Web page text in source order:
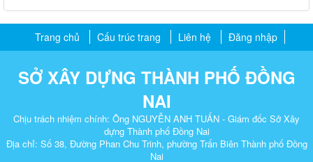
Trang chủ Cấu trúc trang Liên hệ Đăng nhập
SỞ XÂY DỰNG THÀNH PHỐ ĐỒNG
NAI
Chịu trách nhiệm chính: Ông NGUYỄN ANH TUẤN - Giám đốc Sở Xây
dựng Thành phố Đồng Nai
Địa chỉ: Số 38, Đường Phan Chu Trinh, phường Trấn Biên Thành phố Đồng
Nai